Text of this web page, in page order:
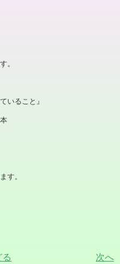
。
いること』
す。
次へ